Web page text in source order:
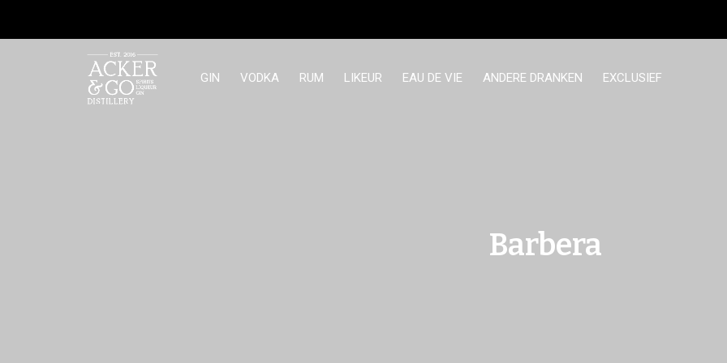
GIN VODKA RUM LIKEUR EAU DE VIE ANDERE DRANKEN EXCLUSIEF
Barbera